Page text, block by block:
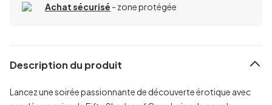
Achat sécurisé - zone protégée
Description du produit
Lancez une soirée passionnante de découverte érotique avec